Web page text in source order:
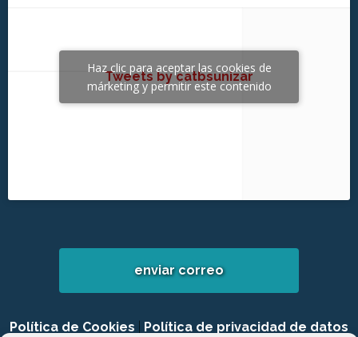
Tweets by catbsunizar
Haz clic para aceptar las cookies de
márketing y permitir este contenido
enviar correo
Política de Cookies Política de privacidad de datos